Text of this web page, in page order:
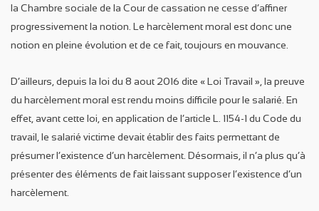
la Chambre sociale de la Cour de cassation ne cesse d’affiner
progressivement la notion. Le harcèlement moral est donc une
notion en pleine évolution et de ce fait, toujours en mouvance.
D’ailleurs, depuis la loi du 8 aout 2016 dite « Loi Travail », la preuve
du harcèlement moral est rendu moins difficile pour le salarié. En
effet, avant cette loi, en application de l’article L. 1154-1 du Code du
travail, le salarié victime devait établir des faits permettant de
présumer l’existence d’un harcèlement. Désormais, il n’a plus qu’à
présenter des éléments de fait laissant supposer l’existence d’un
harcèlement.